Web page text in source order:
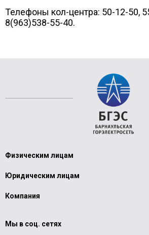
Телефоны кол-центра: 50-12-50,
8(963)538-55-40.
Физическим лицам
Юридическим лицам
Компания
Мы в соц. сетях